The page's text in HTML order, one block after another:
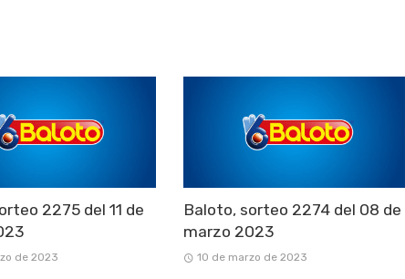
2275 del 11 de
de 2023
Baloto, sorteo 2274 del 08 de
marzo 2023
10 de marzo de 2023